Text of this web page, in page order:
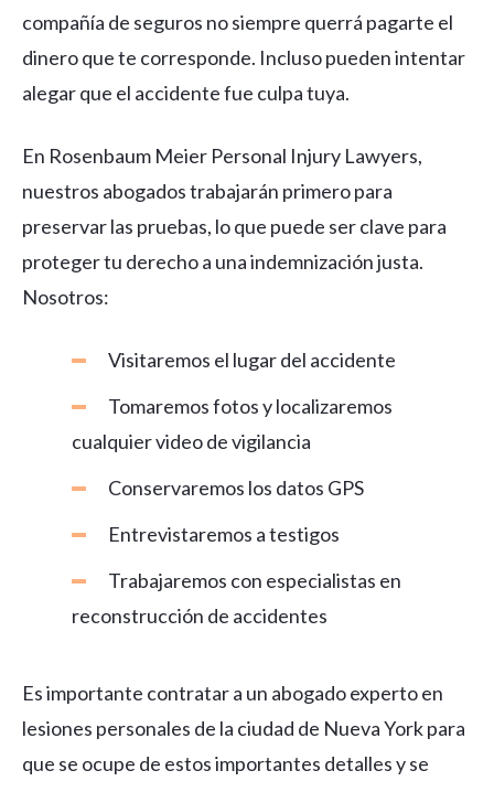
compañía de seguros no siempre querrá pagarte el
dinero que te corresponde. Incluso pueden intentar
alegar que el accidente fue culpa tuya.
En Rosenbaum Meier Personal Injury Lawyers,
nuestros abogados trabajarán primero para
preservar las pruebas, lo que puede ser clave para
proteger tu derecho a una indemnización justa.
Nosotros:
Visitaremos el lugar del accidente
Tomaremos fotos y localizaremos
cualquier video de vigilancia
Conservaremos los datos GPS
Entrevistaremos a testigos
Trabajaremos con especialistas en
reconstrucción de accidentes
Es importante contratar a un abogado experto en
lesiones personales de la ciudad de Nueva York para
que se ocupe de estos importantes detalles y se